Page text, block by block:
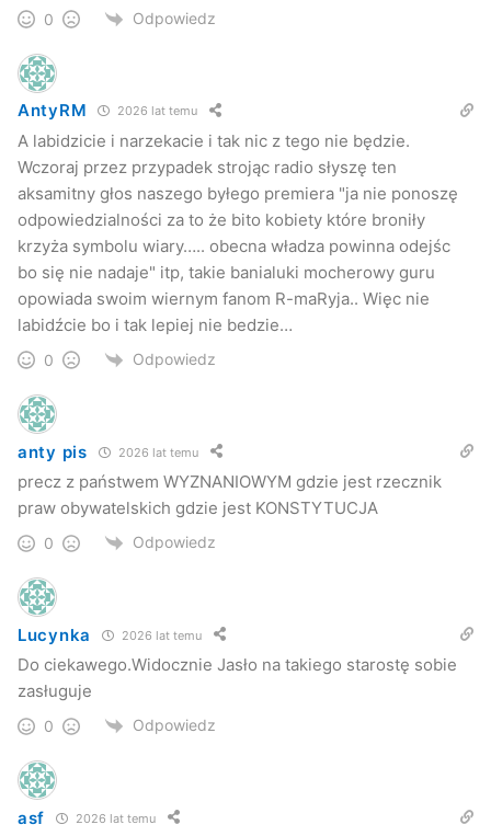
0 Odpowiedz
AntyRM 2026 lat temu
A labidzicie i narzekacie i tak nic z tego nie będzie.
Wczoraj przez przypadek strojąc radio słyszę ten
aksamitny głos naszego byłego premiera "ja nie ponoszę
odpowiedzialności za to że bito kobiety które broniły
krzyża symbolu wiary….. obecna władza powinna odejśc
bo się nie nadaje" itp, takie banialuki mocherowy guru
opowiada swoim wiernym fanom R-maRyja.. Więc nie
labidźcie bo i tak lepiej nie bedzie…
0 Odpowiedz
anty pis 2026 lat temu
precz z państwem WYZNANIOWYM gdzie jest rzecznik
praw obywatelskich gdzie jest KONSTYTUCJA
0 Odpowiedz
Lucynka 2026 lat temu
Do ciekawego.Widocznie Jasło na takiego starostę sobie
zasługuje
0 Odpowiedz
asf 2026 lat temu